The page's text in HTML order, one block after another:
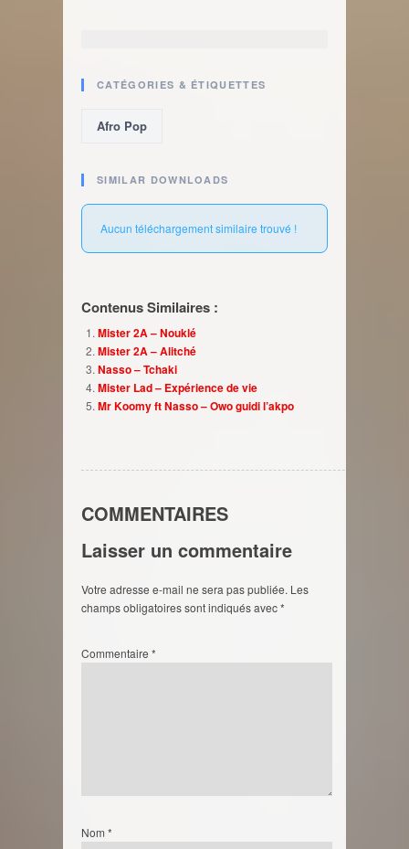
CATÉGORIES & ÉTIQUETTES
Afro Pop
SIMILAR DOWNLOADS
Aucun téléchargement similaire trouvé !
Contenus Similaires :
Mister 2A – Nouklé
Mister 2A – Alitché
Nasso – Tchaki
Mister Lad – Expérience de vie
Mr Koomy ft Nasso – Owo guidi l’akpo
COMMENTAIRES
Laisser un commentaire
Votre adresse e-mail ne sera pas publiée. Les
champs obligatoires sont indiqués avec*
Commentaire *
Nom *